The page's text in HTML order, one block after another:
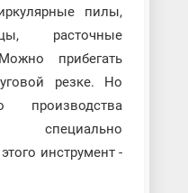
пилы,
расточные
прибегать
резке. Но
производства
инструмент -